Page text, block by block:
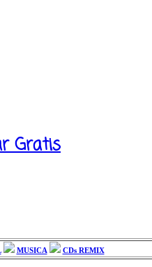
Gratis
MUSICA CDs REMIX